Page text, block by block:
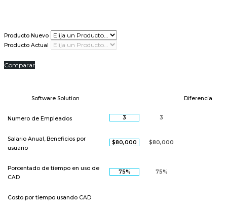
Producto Nuevo
Producto Actual
Comparar
Software Solution Diferencia
Numero de Empleados
Salario Anual, Beneficios por
usuario
Porcentado de tiempo en uso de
CAD
Costo por tiempo usando CAD